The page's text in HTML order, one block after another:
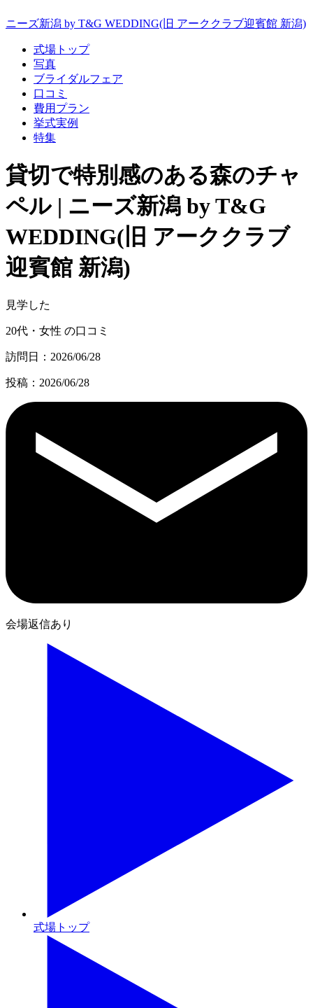
ニーズ新潟 by T&G WEDDING(旧 アーククラブ迎賓館 新潟)
式場トップ
写真
ブライダルフェア
口コミ
費用プラン
挙式実例
特集
貸切で特別感のある森のチャ
ペル | ニーズ新潟 by T&G
WEDDING(旧 アーククラブ
迎賓館 新潟)
見学した
20代・女性 の口コミ
訪問日：2026/06/28
投稿：2026/06/28
会場返信あり
式場トップ